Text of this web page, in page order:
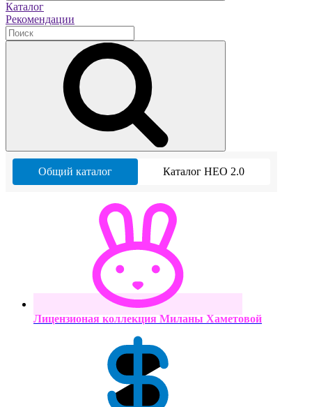
Каталог
Рекомендации
Общий каталог Каталог НЕО 2.0
Лицензионая коллекция Миланы Хаметовой